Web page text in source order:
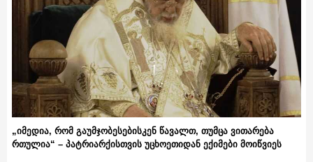
„იმედია, რომ გაუმჯობესებისკენ წავალთ, თუმცა ვითარება
რთულია“ – პატრიარქისთვის უცხოეთიდან ექიმები მოიწვიეს